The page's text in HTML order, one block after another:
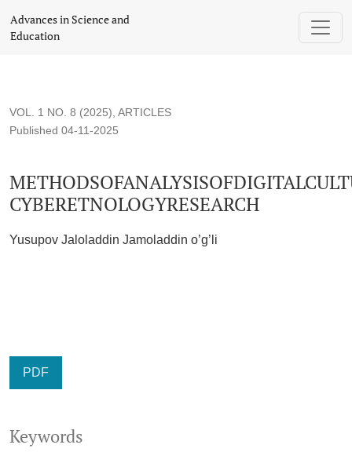
Advances in Science and
Education
VOL. 1 NO. 8 (2025), ARTICLES
CYBERETNOLOGYRESEARCH
Published 04-11-2025
Yusupov Jaloladdin Jamoladdin o’g’li
PDF
Keywords